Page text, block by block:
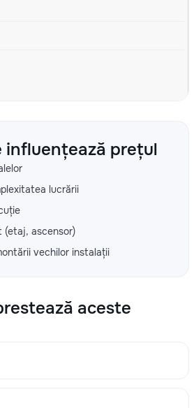
Unitate
influențează prețul
lucrării
(etaj, ascensor)
vechilor instalații
aceste